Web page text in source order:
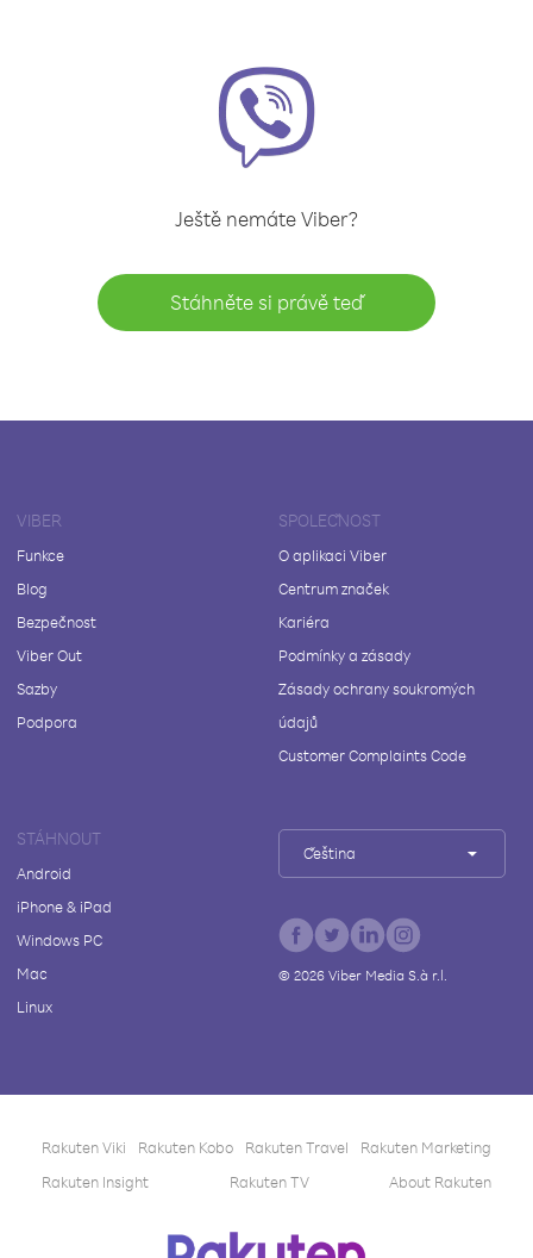
Ještě nemáte Viber?
Stáhněte si právě teď
VIBER
Funkce
Blog
Bezpečnost
Viber Out
Sazby
Podpora
SPOLEČNOST
O aplikaci Viber
Centrum značek
Kariéra
Podmínky a zásady
Zásady ochrany soukromých
údajů
Customer Complaints Code
STÁHNOUT
Android
iPhone & iPad
Windows PC
Mac
Linux
Čeština
© 2026Viber Media S.à r.l.
Rakuten Viki Rakuten Kobo Rakuten Travel
Rakuten Marketing
Rakuten Insight
Rakuten TV About Rakuten